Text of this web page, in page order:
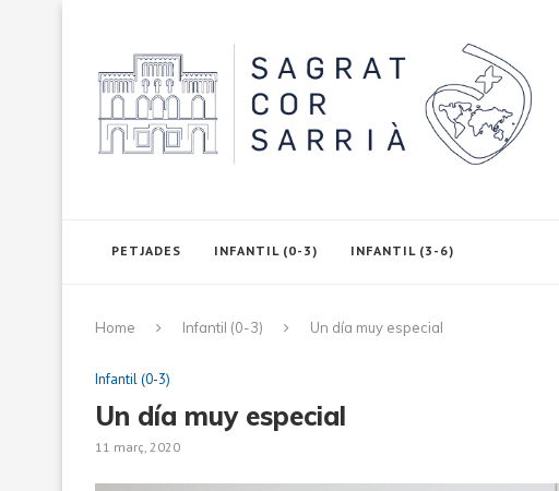
PETJADES INFANTIL (0-3) INFANTIL (3-6)
Home Infantil (0-3) Un día muy especial
Infantil (0-3)
Un día muy especial
11 març, 2020